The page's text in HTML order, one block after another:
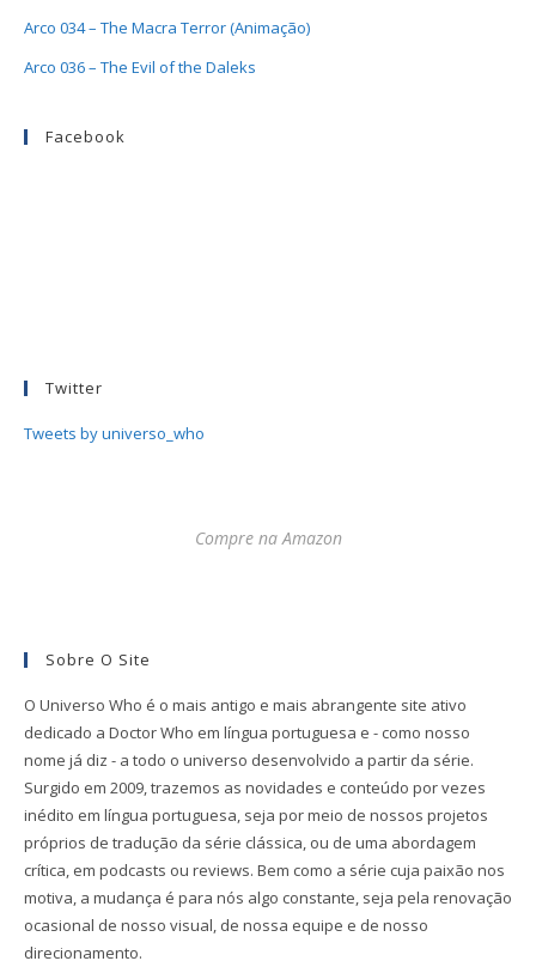
Arco 034 – The Macra Terror (Animação)
Arco 036 – The Evil of the Daleks
Facebook
Twitter
Tweets by universo_who
Compre na Amazon
Sobre O Site
O Universo Who é o mais antigo e mais abrangente site ativo
dedicado a Doctor Who em língua portuguesa e - como nosso
nome já diz - a todo o universo desenvolvido a partir da série.
Surgido em 2009, trazemos as novidades e conteúdo por vezes
inédito em língua portuguesa, seja por meio de nossos projetos
próprios de tradução da série clássica, ou de uma abordagem
crítica, em podcasts ou reviews. Bem como a série cuja paixão nos
motiva, a mudança é para nós algo constante, seja pela renovação
ocasional de nosso visual, de nossa equipe e de nosso
direcionamento.